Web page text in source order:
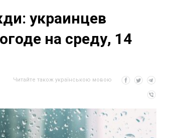
украинцев
на среду, 14
Читайте також українською мовою